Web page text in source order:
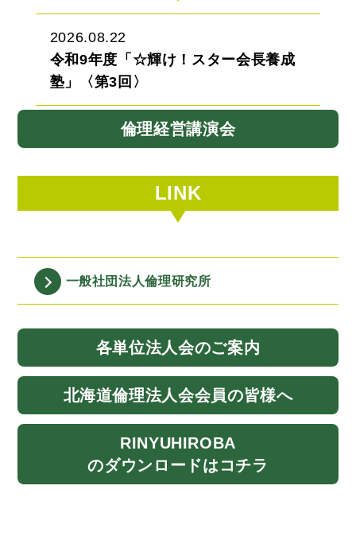
2026.08.22
令和9年度「☆輝け！スター会長養成
塾」〈第3回〉
倫理経営講演会
LINK
一般社団法人倫理研究所
各単位法人会のご案内
北海道倫理法人会会員の皆様へ
RINYUHIROBA
のダウンロードはコチラ